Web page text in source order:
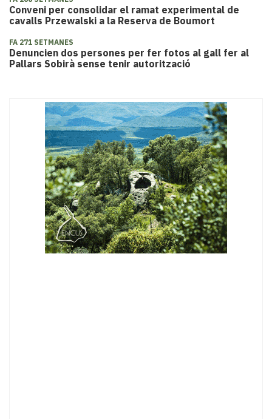
Conveni per consolidar el ramat experimental de
cavalls Przewalski a la Reserva de Boumort
FA 271 SETMANES
​Denuncien dos persones per fer fotos al gall fer al
Pallars Sobirà sense tenir autorització